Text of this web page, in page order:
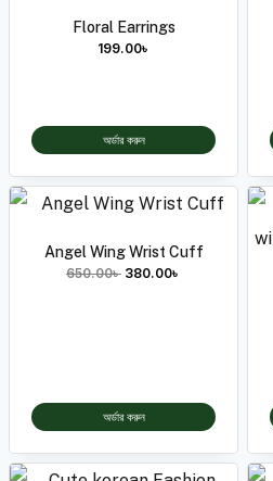
Floral Earrings
199.00৳
অর্ডার করুন
Angel Wing Wrist Cuff
650.00৳ 380.00৳
অর্ডার করুন